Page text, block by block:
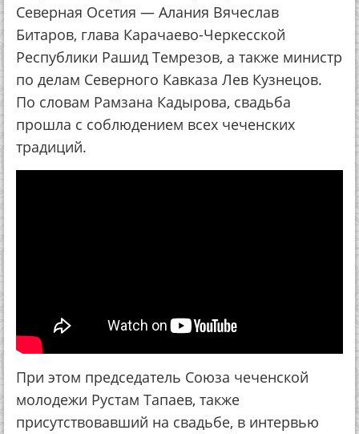
Северная Осетия — Алания Вячеслав
Битаров, глава Карачаево-Черкесской
Республики Рашид Темрезов, а также министр
по делам Северного Кавказа Лев Кузнецов.
По словам Рамзана Кадырова, свадьба
прошла с соблюдением всех чеченских
традиций.
При этом председатель Союза чеченской
молодежи Рустам Тапаев, также
присутствовавший на свадьбе, в интервью